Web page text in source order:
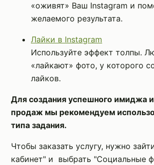
«оживят» Ваш Instagram и
желаемого результата.
Лайки в Instagram
Используйте эффект толпы.
«лайкают» фото, у которого
лайков.
Для создания успешного имиджа
продаж мы рекомендуем
типа задания.
Чтобы заказать услугу, нужно
кабинет" и выбрать "Социальные